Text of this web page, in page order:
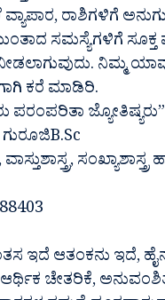
ವ್ಯಾಪಾರ, ರಾಶಿಗಳಿಗೆ
ಸಮಸ್ಯೆಗಳಿಗೆ
ನಿಮ್ಮ
ಕರೆ ಮಾಡಿರಿ.
ಪರಂಪರಿತಾ ಜ್ಯೋತಿಷ್ಯರು”
ಇದೆ ಆತಂಕನು ಇದೆ,
ಚೇತರಿಕೆ,